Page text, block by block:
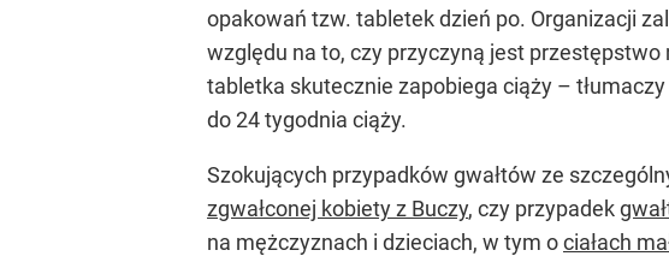
opakowań tzw. tabletek dzień po. Organizacji
względu na to, czy przyczyną jest
tabletka skutecznie zapobiega ciąży –
do 24 tygodnia ciąży.
Szokujących przypadków gwałtów ze
zgwałconej kobiety z Buczy, czy przypadek
na mężczyznach i dzieciach, w tym ociałach